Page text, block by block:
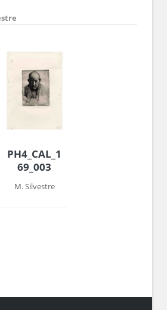
PH4_CAL_1968-
69_003
M. Silvestre